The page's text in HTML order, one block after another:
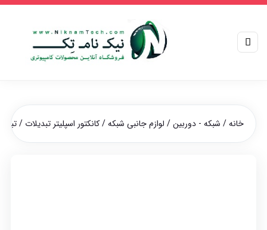
خانه/ شبکه - دوربین/ لوازم جانبی شبکه/کانکتور اسپلیتر تبدیلات / تبدیل 1 به 2 سوکت تلفن کایزر یک سر